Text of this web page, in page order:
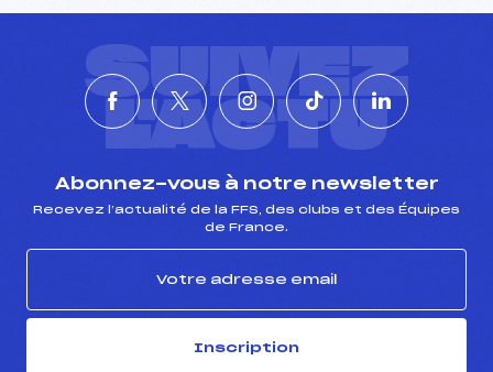
SUIVEZ
L'ACTU
Abonnez-vous à notre newsletter
Recevez l’actualité de la FFS, des clubs et des Équipes
de France.
Inscription